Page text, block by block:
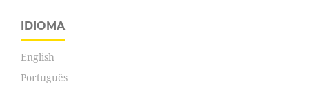
IDIOMA
English
Português